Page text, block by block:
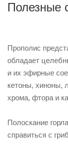
Полезные
Прополис
обладает
и их эфирные
кетоны, хиноны,
хрома, фтора и
Полоскание
справиться с